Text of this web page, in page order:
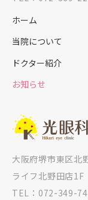
ホーム
当院について
ドクター紹介
お知らせ
大阪府堺市東区北
ライフ北野田店1F
TEL：072-349-